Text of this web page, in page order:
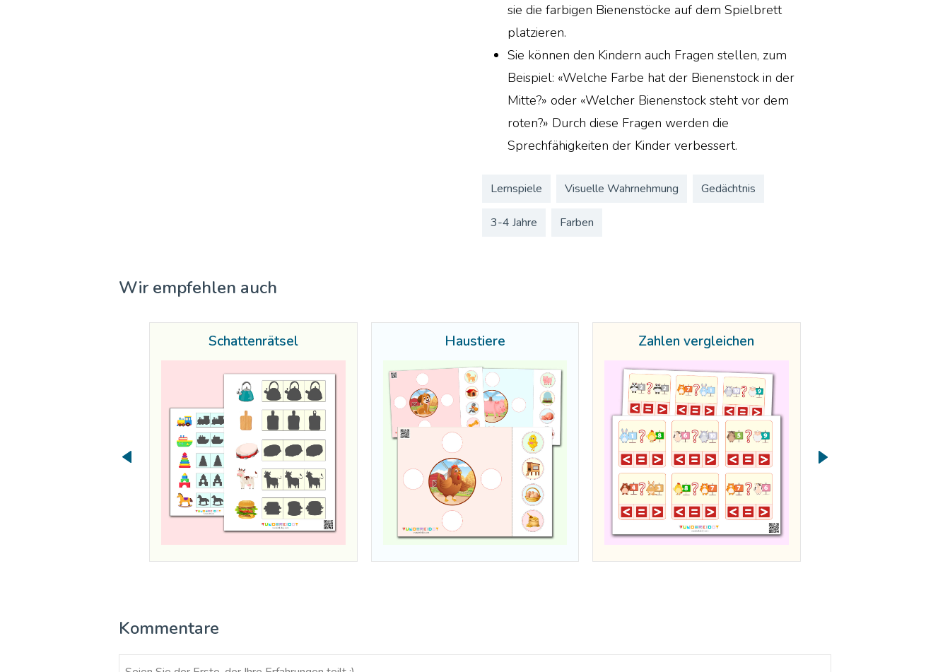
sie die farbigen Bienenstöcke auf dem Spielbrett
platzieren.
Sie können den Kindern auch Fragen stellen, zum
Beispiel: «Welche Farbe hat der Bienenstock in der
Mitte?» oder «Welcher Bienenstock steht vor dem
roten?» Durch diese Fragen werden die
Sprechfähigkeiten der Kinder verbessert.
Lernspiele Visuelle Wahrnehmung Gedächtnis
3-4 Jahre Farben
Wir empfehlen auch
Schattenrätsel Haustiere Zahlen vergleichen
Kommentare